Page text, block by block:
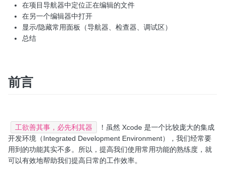
在项目导航器中定位正在编辑的文件
在另一个编辑器中打开
显示/隐藏常用面板（导航器、检查器、调试区）
总结
前言
工欲善其事，必先利其器
！虽然 Xcode 是一个比较庞大的集成
开发环境（Integrated Development Environment），我们经常要
用到的功能其实不多。所以，提高我们使用常用功能的熟练度，就
可以有效地帮助我们提高日常的工作效率。